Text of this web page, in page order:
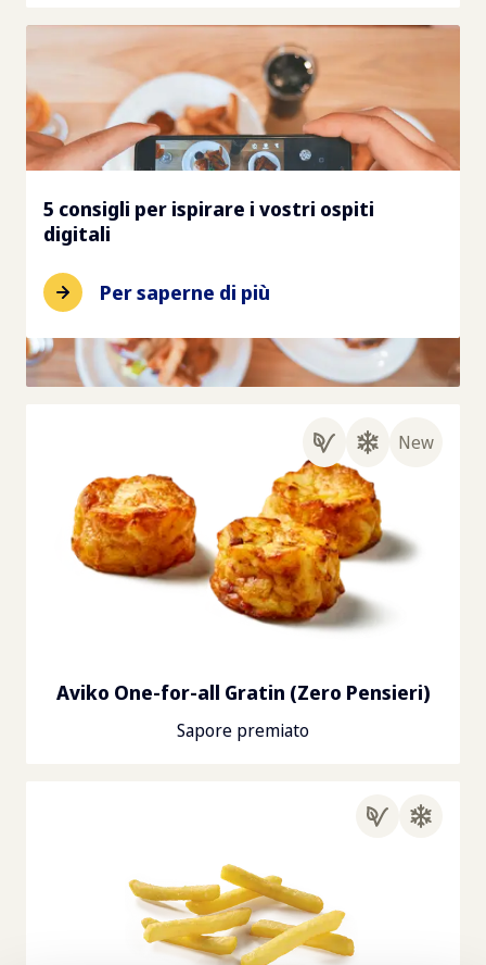
5 consigli per ispirare i vostri ospiti
digitali
Per saperne di più
New
Aviko One-for-all Gratin (Zero Pensieri)
Sapore premiato